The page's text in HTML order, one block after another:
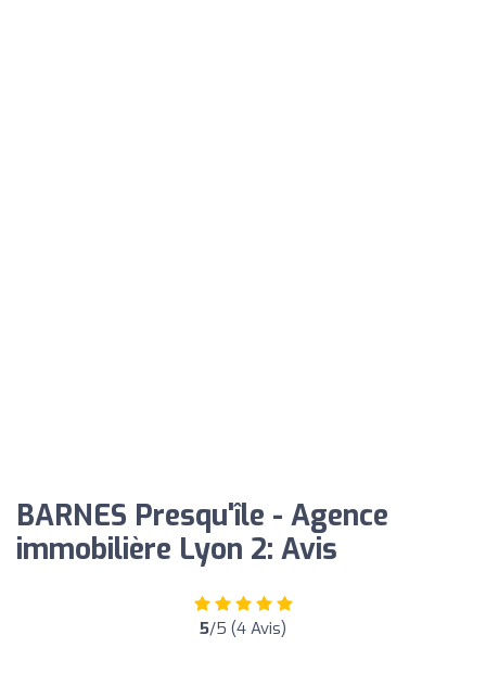
BARNES Presqu'île - Agence
immobilière Lyon 2: Avis
5/5 (4 Avis)